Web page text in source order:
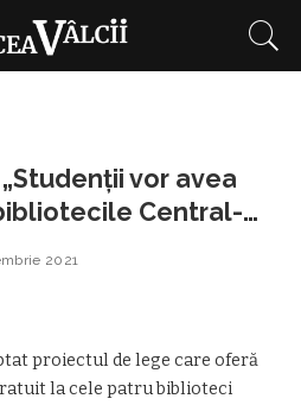
vor avea
Central-
2021
proiectul de lege care oferă
la cele patru biblioteci